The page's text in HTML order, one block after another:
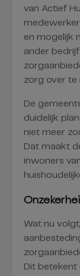
van Actief
en mogelijk
ander
zorg over te
De
duidelijk
niet meer
Dat maakt
inwoners
Wat nu
Dit betekent